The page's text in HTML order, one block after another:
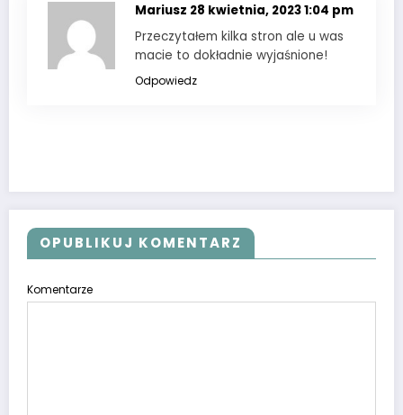
Mariusz 28 kwietnia, 2023 1:04 pm
Przeczytałem kilka stron ale u was
macie to dokładnie wyjaśnione!
Odpowiedz
OPUBLIKUJ KOMENTARZ
Komentarze